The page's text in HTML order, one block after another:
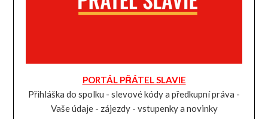
PORTÁL PŘÁTEL SLAVIE
Přihláška do spolku - slevové kódy a předkupní práva -
Vaše údaje - zájezdy - vstupenky a novinky